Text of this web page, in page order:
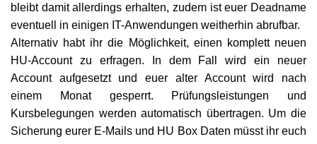
bleibt damit allerdings erhalten, zudem ist euer Deadname
eventuell in einigen IT-Anwendungen weitherhin abrufbar.
Alternativ habt ihr die Möglichkeit, einen komplett neuen
HU-Account zu erfragen. In dem Fall wird ein neuer
Account aufgesetzt und euer alter Account wird nach
einem Monat gesperrt. Prüfungsleistungen und
Kursbelegungen werden automatisch übertragen. Um die
Sicherung eurer E-Mails und H U Box Daten müsst ihr euch